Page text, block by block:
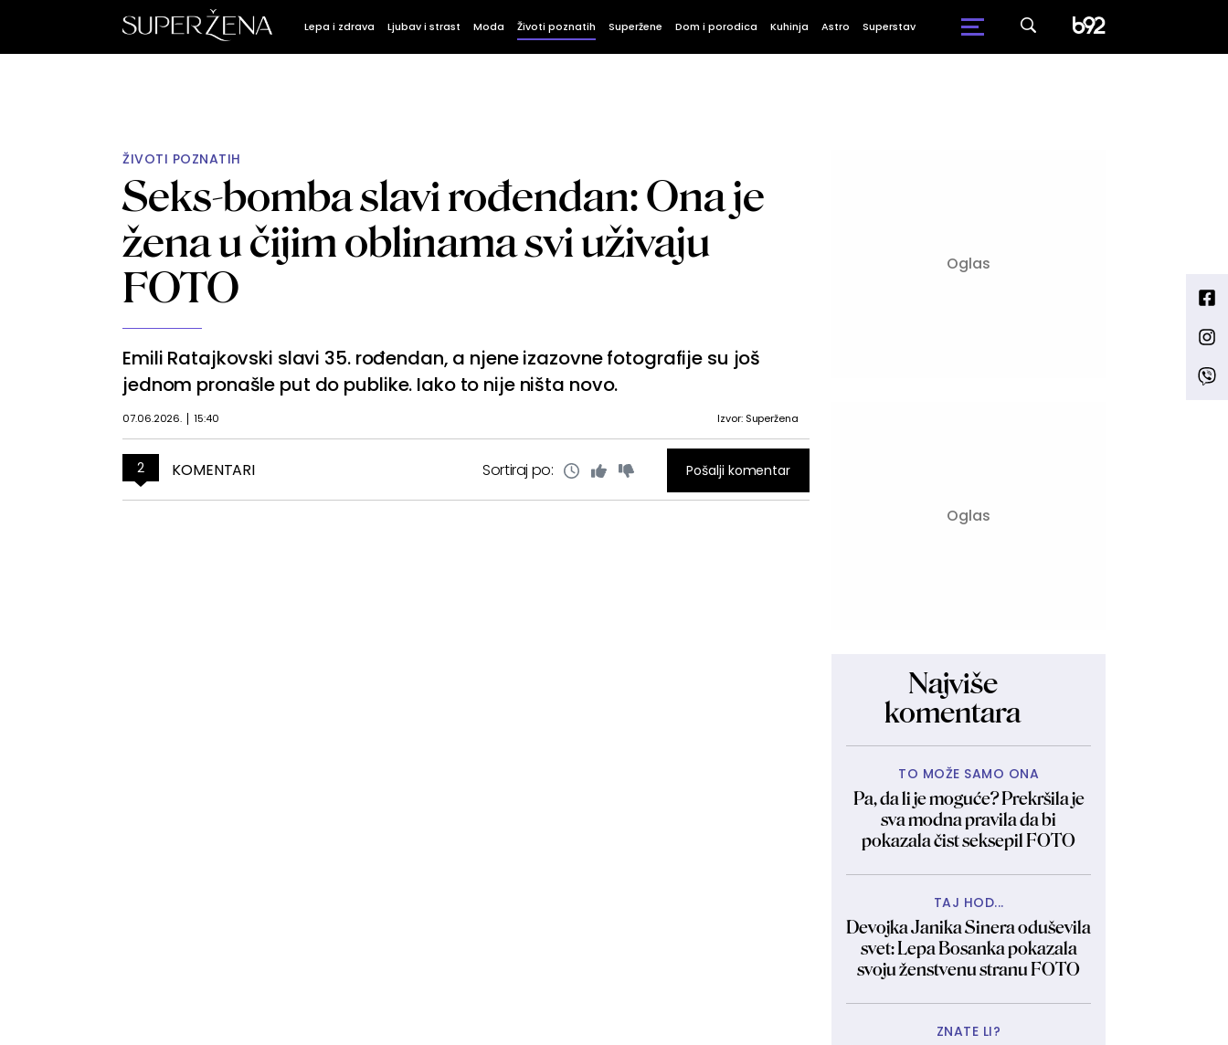
Lepa i zdrava Ljubav i strast Moda Životi poznatih Superžene Dom i porodica Kuhinja Astro Superstav
ŽIVOTI POZNATIH
Seks-bomba slavi rođendan: Ona je
žena u čijim oblinama svi uživaju
FOTO
Emili Ratajkovski slavi 35. rođendan, a njene izazovne fotografije su još
jednom pronašle put do publike. Iako to nije ništa novo.
07.06.2026. 15:40 Izvor: Superžena
2 KOMENTARI Sortiraj po: Pošalji komentar
Najviše
komentara
TO MOŽE SAMO ONA
Pa, da li je moguće? Prekršila je
sva modna pravila da bi
pokazala čist seksepil FOTO
TAJ HOD...
Devojka Janika Sinera oduševila
svet: Lepa Bosanka pokazala
svoju ženstvenu stranu FOTO
ZNATE LI?